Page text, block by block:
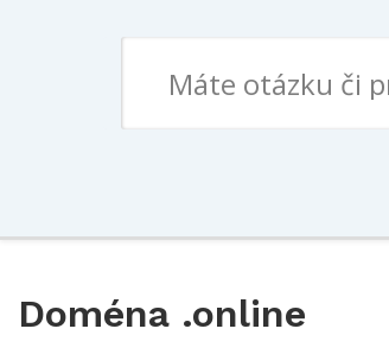
Doména .online